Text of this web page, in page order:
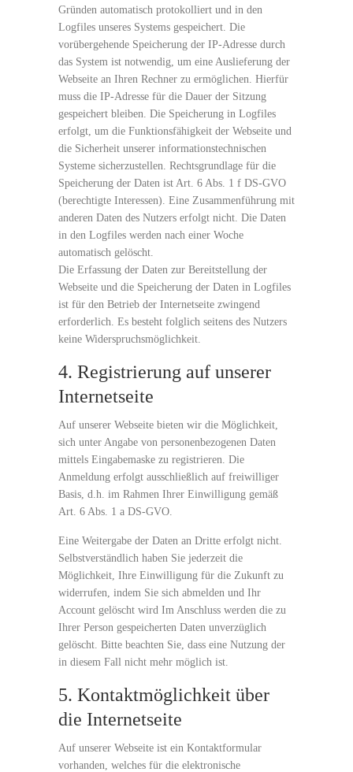
Gründen automatisch protokolliert und in den
Logfiles unseres Systems gespeichert. Die
vorübergehende Speicherung der IP-Adresse durch
das System ist notwendig, um eine Auslieferung der
Webseite an Ihren Rechner zu ermöglichen. Hierfür
muss die IP-Adresse für die Dauer der Sitzung
gespeichert bleiben. Die Speicherung in Logfiles
erfolgt, um die Funktionsfähigkeit der Webseite und
die Sicherheit unserer informationstechnischen
Systeme sicherzustellen. Rechtsgrundlage für die
Speicherung der Daten ist Art. 6 Abs. 1 f DS-GVO
(berechtigte Interessen). Eine Zusammenführung mit
anderen Daten des Nutzers erfolgt nicht. Die Daten
in den Logfiles werden nach einer Woche
automatisch gelöscht.
Die Erfassung der Daten zur Bereitstellung der
Webseite und die Speicherung der Daten in Logfiles
ist für den Betrieb der Internetseite zwingend
erforderlich. Es besteht folglich seitens des Nutzers
keine Widerspruchsmöglichkeit.
4. Registrierung auf unserer
Internetseite
Auf unserer Webseite bieten wir die Möglichkeit,
sich unter Angabe von personenbezogenen Daten
mittels Eingabemaske zu registrieren. Die
Anmeldung erfolgt ausschließlich auf freiwilliger
Basis, d.h. im Rahmen Ihrer Einwilligung gemäß
Art. 6 Abs. 1 a DS-GVO.
Eine Weitergabe der Daten an Dritte erfolgt nicht.
Selbstverständlich haben Sie jederzeit die
Möglichkeit, Ihre Einwilligung für die Zukunft zu
widerrufen, indem Sie sich abmelden und Ihr
Account gelöscht wird Im Anschluss werden die zu
Ihrer Person gespeicherten Daten unverzüglich
gelöscht. Bitte beachten Sie, dass eine Nutzung der
in diesem Fall nicht mehr möglich ist.
5. Kontaktmöglichkeit über
die Internetseite
Auf unserer Webseite ist ein Kontaktformular
vorhanden, welches für die elektronische